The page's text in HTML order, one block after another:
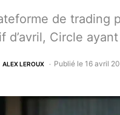
de trading
d’avril, Circle
ALEX LEROUX Publié le 16 avril